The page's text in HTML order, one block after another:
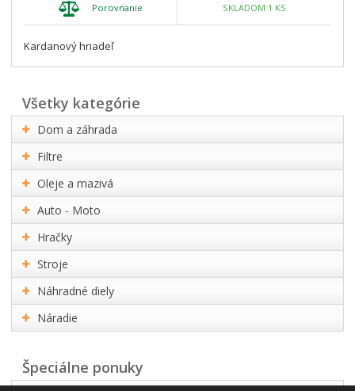
Porovnanie SKLADOM 1 KS
Kardanový hriadeľ
všetky kategórie
Dom a záhrada
Filtre
Oleje a mazivá
Auto - Moto
Hračky
Stroje
Náhradné diely
Náradie
Špeciálne ponuky